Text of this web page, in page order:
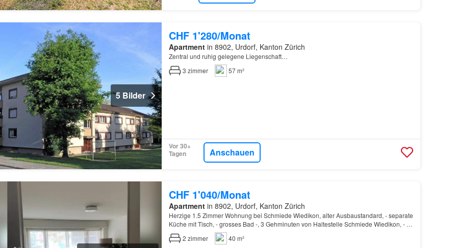
5 Bilder
CHF 1'280/Monat
Apartmentin 8902, Urdorf, Kanton Zürich
Zentral und ruhig gelegene Liegenschaft…
3 zimmer 57 m²
Vor 30+
Tagen
Anschauen
CHF 1'040/Monat
Apartmentin 8902, Urdorf, Kanton Zürich
Herzige 1.5 Zimmer Wohnung bei Schmiede Wiedikon, alter Ausbaustandard, - separate
Küche mit Tisch, - grosses Bad -, 3 Gehminuten von Haltestelle Schmiede Wiedikon, - 3
Gehminuten zur Migros, - Stadtzentrum zu Fuss oder Tram…
2 zimmer 40 m²